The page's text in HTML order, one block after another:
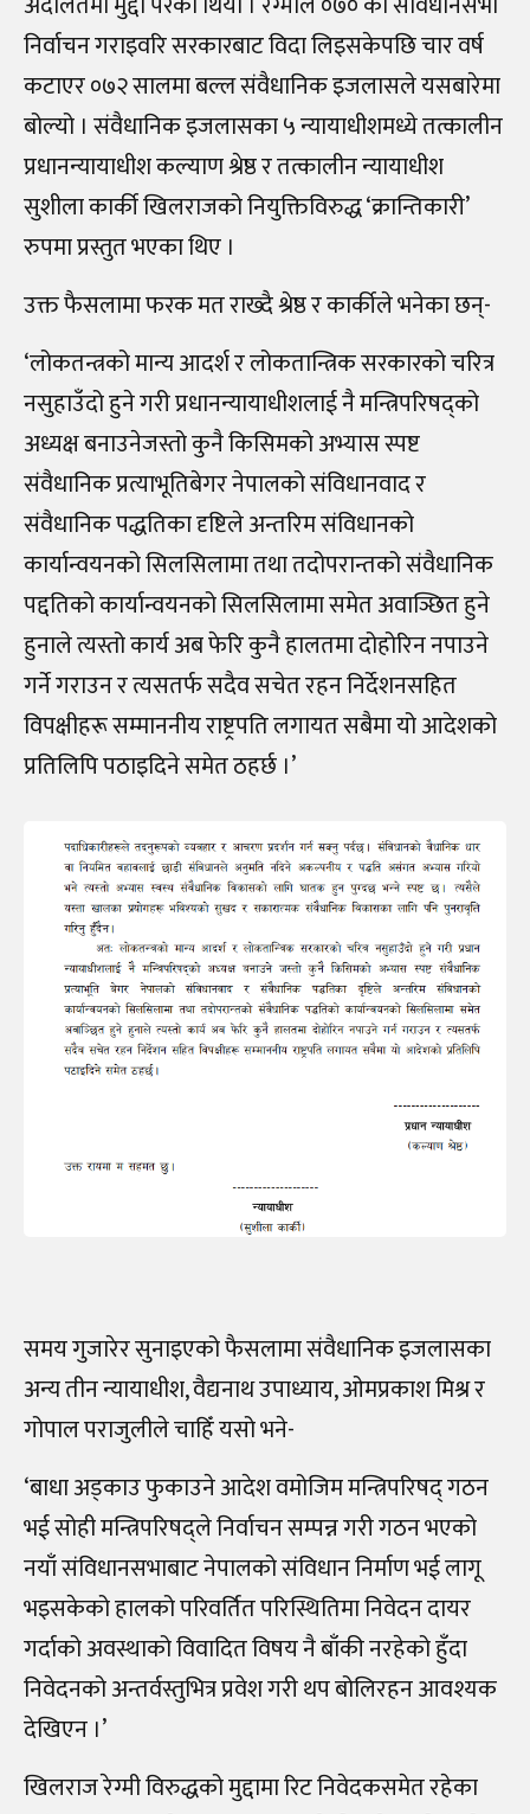
निर्वाचन गराइवरि सरकारबाट विदा लिइसकेपछि चार वर्ष
कटाएर ०७२ सालमा बल्ल संवैधानिक इजलासले यसबारेमा
बोल्यो । संवैधानिक इजलासका ५ न्यायाधीशमध्ये तत्कालीन
प्रधानन्यायाधीश कल्याण श्रेष्ठ र तत्कालीन न्यायाधीश
सुशीला कार्की खिलराजको नियुक्तिविरुद्ध ‘क्रान्तिकारी’
रुपमा प्रस्तुत भएका थिए ।
उक्त फैसलामा फरक मत राख्दै श्रेष्ठ र कार्कीले भनेका छन्-
‘लोकतन्त्रको मान्य आदर्श र लोकतान्त्रिक सरकारको चरित्र
नसुहाउँदो हुने गरी प्रधानन्यायाधीशलाई नै मन्त्रिपरिषद्को
अध्यक्ष बनाउनेजस्तो कुनै किसिमको अभ्यास स्पष्ट
संवैधानिक प्रत्याभूतिबेगर नेपालको संविधानवाद र
संवैधानिक पद्धतिका दृष्टिले अन्तरिम संविधानको
कार्यान्वयनको सिलसिलामा तथा तदोपरान्तको संवैधानिक
पद्दतिको कार्यान्वयनको सिलसिलामा समेत अवाञ्छित हुने
हुनाले त्यस्तो कार्य अब फेरि कुनै हालतमा दोहोरिन नपाउने
गर्ने गराउन र त्यसतर्फ सदैव सचेत रहन निर्देशनसहित
विपक्षीहरू सम्माननीय राष्ट्रपति लगायत सबैमा यो आदेशको
प्रतिलिपि पठाइदिने समेत ठहर्छ ।’
समय गुजारेर सुनाइएको फैसलामा संवैधानिक इजलासका
अन्य तीन न्यायाधीश, वैद्यनाथ उपाध्याय, ओमप्रकाश मिश्र र
गोपाल पराजुलीले चाहिँ यसो भने-
‘बाधा अड्काउ फुकाउने आदेश वमोजिम मन्त्रिपरिषद् गठन
भई सोही मन्त्रिपरिषद्ले निर्वाचन सम्पन्न गरी गठन भएको
नयाँ संविधानसभाबाट नेपालको संविधान निर्माण भई लागू
भइसकेको हालको परिवर्तित परिस्थितिमा निवेदन दायर
गर्दाको अवस्थाको विवादित विषय नै बाँकी नरहेको हुँदा
निवेदनको अन्तर्वस्तुभित्र प्रवेश गरी थप बोलिरहन आवश्यक
देखिएन ।’
खिलराज रेग्मी विरुद्धको मुद्दामा रिट निवेदकसमेत रहेका